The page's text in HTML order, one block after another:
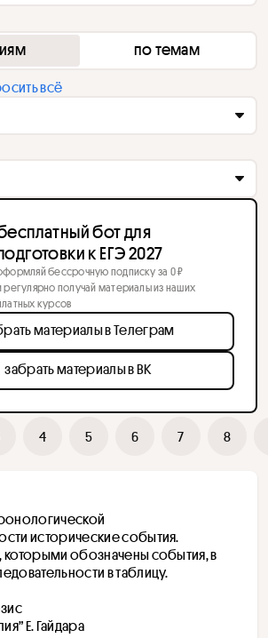
по темам
всё
4 5 6 7 8
исторические события.
обозначены события, в
в таблицу.
Е. Гайдара
бот для
к ЕГЭ 2027
бессрочную подписку за 0 ₽
регулярно получай материалы из наших
курсов
материалы в Телеграм
забрать материалы в ВК